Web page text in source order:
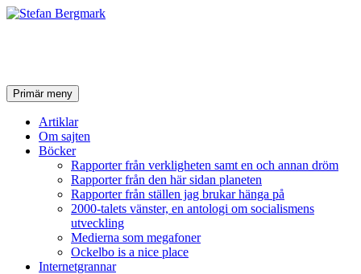
SökPrimär meny Hoppa
till
innehåll
Artiklar
Om sajten
Böcker
Rapporter från verkligheten samt en och annan dröm
Rapporter från den här sidan planeten
Rapporter från ställen jag brukar hänga på
2000-talets vänster, en antologi om socialismens
utveckling
Medierna som megafoner
Ockelbo is a nice place
Internetgrannar